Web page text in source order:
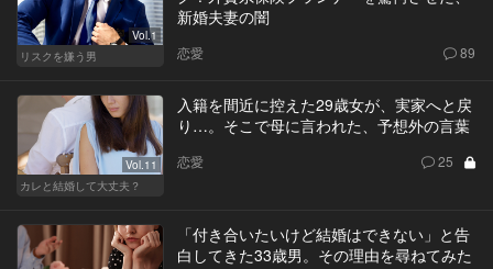
Vol.1
リスクを嫌う男
新婚夫妻の闇
恋愛 89
Vol.11
カレと結婚して大丈夫？
入籍を間近に控えた29歳女が、実家へと戻
り…。そこで母に言われた、予想外の言葉
恋愛 25
「付き合いたいけど結婚はできない」と告
白してきた33歳男。その理由を尋ねてみた